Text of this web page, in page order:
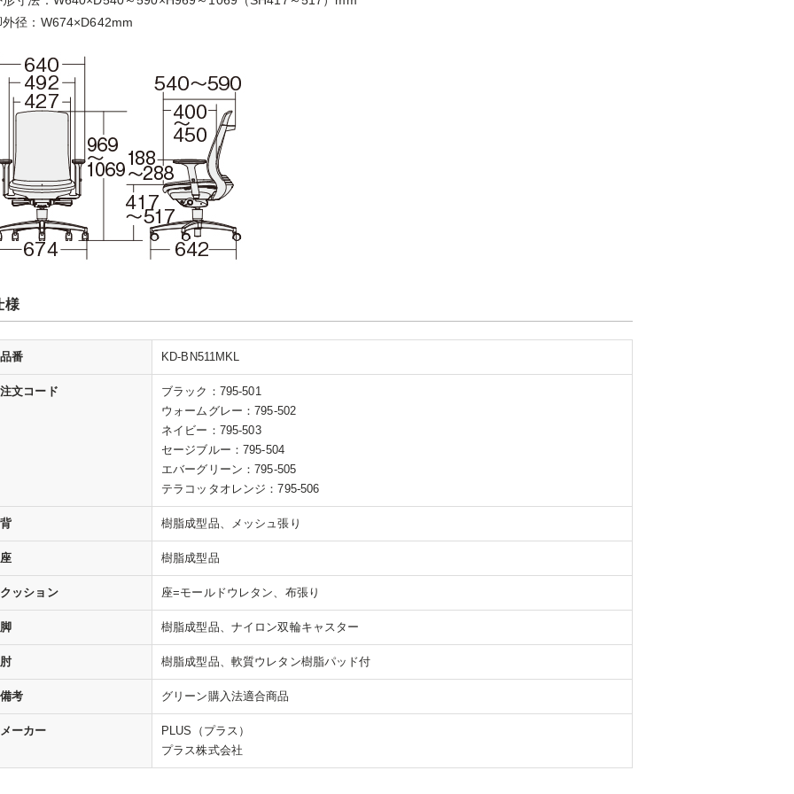
外径：W674×D642mm
様
品番 KD-BN511MKL
注文コード
ブラック：795-501
ウォームグレー：795-502
ネイビー：795-503
セージブルー：795-504
エバーグリーン：795-505
テラコッタオレンジ：795-506
背 樹脂成型品、メッシュ張り
座 樹脂成型品
クッション 座=モールドウレタン、布張り
脚 樹脂成型品、ナイロン双輪キャスター
肘 樹脂成型品、軟質ウレタン樹脂パッド付
備考 グリーン購入法適合商品
メーカー
PLUS（プラス）
プラス株式会社